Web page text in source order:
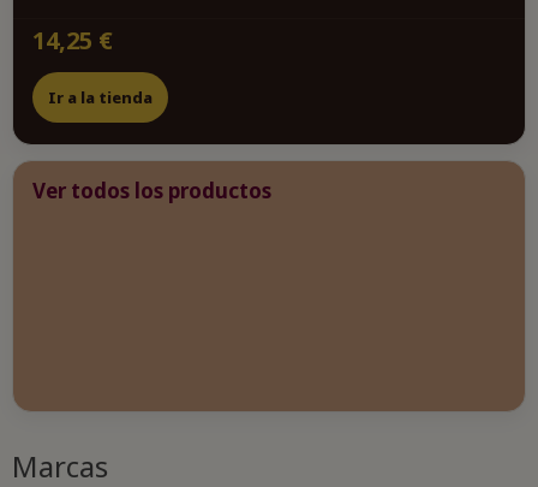
14,25 €
Ir a la tienda
Ver todos los productos
Marcas